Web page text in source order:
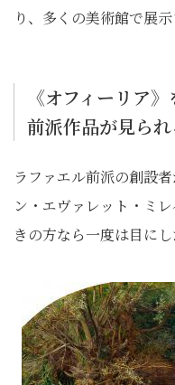
り、多くの美術館で展示
《オフィーリア
前派作品が見ら
ラファエル前派の創設
ン・エヴァレット・ミ
きの方なら一度は目に